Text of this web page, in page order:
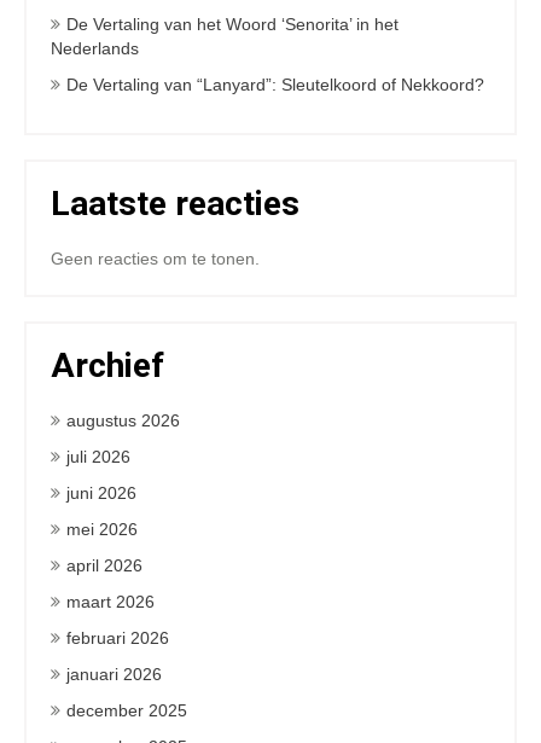
De Vertaling van het Woord ‘Senorita’ in het
Nederlands
De Vertaling van “Lanyard”: Sleutelkoord of Nekkoord?
Laatste reacties
Geen reacties om te tonen.
Archief
augustus 2026
juli 2026
juni 2026
mei 2026
april 2026
maart 2026
februari 2026
januari 2026
december 2025